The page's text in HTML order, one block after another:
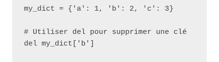
my_dict = {'a': 1, 'b': 2, 'c': 3}
# Utiliser del pour supprimer une clé
del my_dict['b']